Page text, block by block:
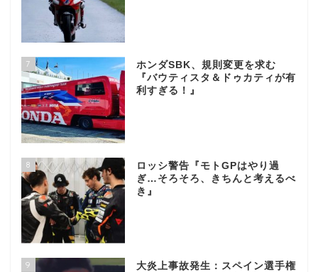
7
ホンダSBK、規則変更を求む
『バウティスタ＆ドゥカティが有
利すぎる！』
8
ロッシ警告『モトGPはやり過
ぎ…そろそろ、きちんと考えるべ
き』
9
大炎上事故発生：スペイン選手権